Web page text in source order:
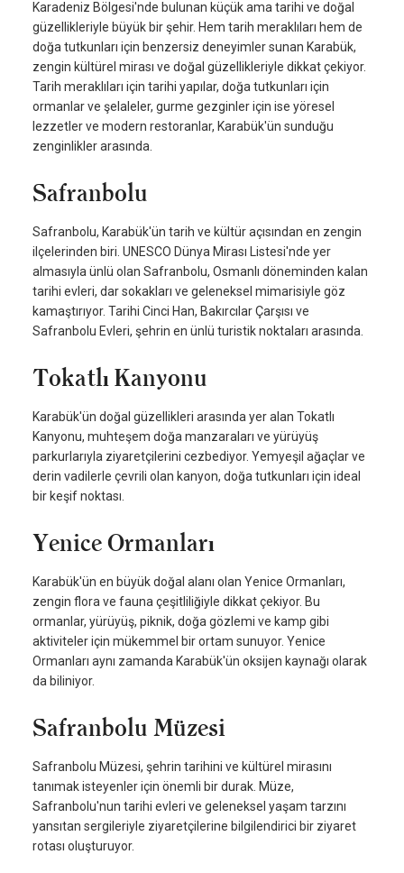
Karadeniz Bölgesi'nde bulunan küçük ama tarihi ve doğal
güzellikleriyle büyük bir şehir. Hem tarih meraklıları hem de
doğa tutkunları için benzersiz deneyimler sunan Karabük,
zengin kültürel mirası ve doğal güzellikleriyle dikkat çekiyor.
Tarih meraklıları için tarihi yapılar, doğa tutkunları için
ormanlar ve şelaleler, gurme gezginler için ise yöresel
lezzetler ve modern restoranlar, Karabük'ün sunduğu
zenginlikler arasında.
Safranbolu
Safranbolu, Karabük'ün tarih ve kültür açısından en zengin
ilçelerinden biri. UNESCO Dünya Mirası Listesi'nde yer
almasıyla ünlü olan Safranbolu, Osmanlı döneminden kalan
tarihi evleri, dar sokakları ve geleneksel mimarisiyle göz
kamaştırıyor. Tarihi Cinci Han, Bakırcılar Çarşısı ve
Safranbolu Evleri, şehrin en ünlü turistik noktaları arasında.
Tokatlı Kanyonu
Karabük'ün doğal güzellikleri arasında yer alan Tokatlı
Kanyonu, muhteşem doğa manzaraları ve yürüyüş
parkurlarıyla ziyaretçilerini cezbediyor. Yemyeşil ağaçlar ve
derin vadilerle çevrili olan kanyon, doğa tutkunları için ideal
bir keşif noktası.
Yenice Ormanları
Karabük'ün en büyük doğal alanı olan Yenice Ormanları,
zengin flora ve fauna çeşitliliğiyle dikkat çekiyor. Bu
ormanlar, yürüyüş, piknik, doğa gözlemi ve kamp gibi
aktiviteler için mükemmel bir ortam sunuyor. Yenice
Ormanları aynı zamanda Karabük'ün oksijen kaynağı olarak
da biliniyor.
Safranbolu Müzesi
Safranbolu Müzesi, şehrin tarihini ve kültürel mirasını
tanımak isteyenler için önemli bir durak. Müze,
Safranbolu'nun tarihi evleri ve geleneksel yaşam tarzını
yansıtan sergileriyle ziyaretçilerine bilgilendirici bir ziyaret
rotası oluşturuyor.